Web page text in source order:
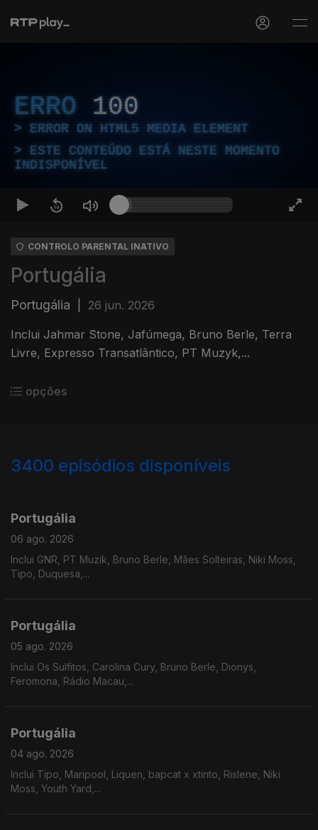
ERRO 100
ERROR ON HTML5 MEDIA ELEMENT
ESTE CONTEÚDO ESTÁ NESTE MOMENTO
INDISPONÍVEL
CONTROLO PARENTAL INATIVO
Portugália
Portugália 26 jun. 2026
Inclui Jahmar Stone, Jafúmega, Bruno Berle, Terra
Livre, Expresso Transatlântico, PT Muzyk,...
opções
3400 episódios disponíveis
Portugália
06 ago. 2026
Inclui GNR, PT Muzik, Bruno Berle, Mães Solteiras, Niki Moss,
Tipo, Duquesa,...
Portugália
05 ago. 2026
Inclui Os Sulfitos, Carolina Cury, Bruno Berle, Dionys,
Feromona, Rádio Macau,...
Portugália
04 ago. 2026
Inclui Tipo, Maripool, Liquen, bapcat x xtinto, Rislene, Niki
Moss, Youth Yard,...